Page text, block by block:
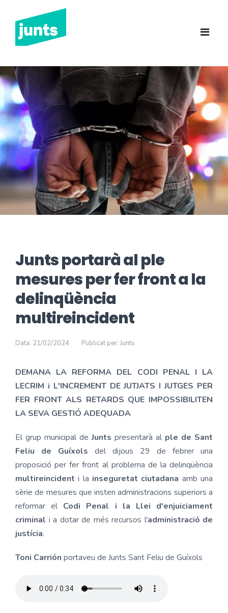
Junts Sant Feliu de
Guíxols
INICI
CANDIDATURA 2023
NOTÍCIES
BUTLLETINS
INCIDÈNCIES
CONTACTE
Junts portarà al ple
mesures per fer front a la
delinqüència
multireincident
Data: 21/02/2024 Publicat per: Junts
DEMANA LA REFORMA DEL CODI PENAL I LA
LECRIM i L'INCREMENT DE JUTJATS I JUTGES PER
FER FRONT ALS RETARDS QUE IMPOSSIBILITEN
LA SEVA GESTIÓ ADEQUADA
El grup municipal deJunts presentarà al ple de Sant
Feliu de Guíxols del dijous 29 de febrer una
proposició per fer front al problema de la delinqüència
multireincidenti la inseguretat ciutadana amb una
sèrie de mesures que insten administracions superiors a
reformar el Codi Penal i la Llei d'enjuiciament
criminal i a dotar de més recursos l'administració de
justícia.
Toni Carrión portaveu de Junts Sant Feliu de Guíxols